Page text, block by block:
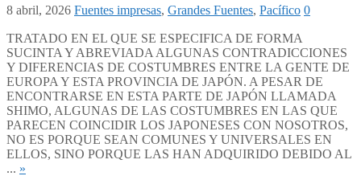
8 abril, 2026 Fuentes impresas, Grandes Fuentes, Pacífico 0
TRATADO EN EL QUE SE ESPECIFICA DE FORMA
SUCINTA Y ABREVIADA ALGUNAS CONTRADICCIONES
Y DIFERENCIAS DE COSTUMBRES ENTRE LA GENTE DE
EUROPA Y ESTA PROVINCIA DE JAPÓN. A PESAR DE
ENCONTRARSE EN ESTA PARTE DE JAPÓN LLAMADA
SHIMO, ALGUNAS DE LAS COSTUMBRES EN LAS QUE
PARECEN COINCIDIR LOS JAPONESES CON NOSOTROS,
NO ES PORQUE SEAN COMUNES Y UNIVERSALES EN
ELLOS, SINO PORQUE LAS HAN ADQUIRIDO DEBIDO AL
... »